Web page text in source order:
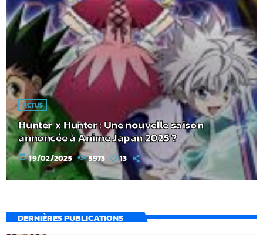
ACTUS
Hunter x Hunter : Une nouvelle saison
annoncée à Anime Japan 2025 ?
today 19/02/2025 5973 13
DERNIÈRES PUBLICATIONS